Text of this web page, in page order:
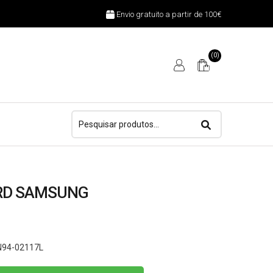
Envio gratuito a partir de 100€
(0)
SAMSUNG
02117L